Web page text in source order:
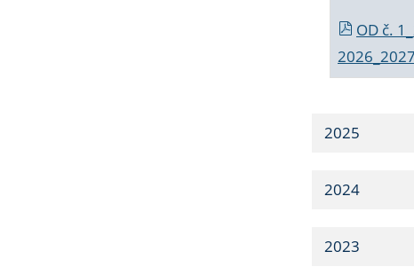
OD č.
2025
2024
2023